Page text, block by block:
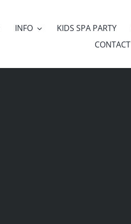
INFO KIDS SPA PARTY
CONTACT